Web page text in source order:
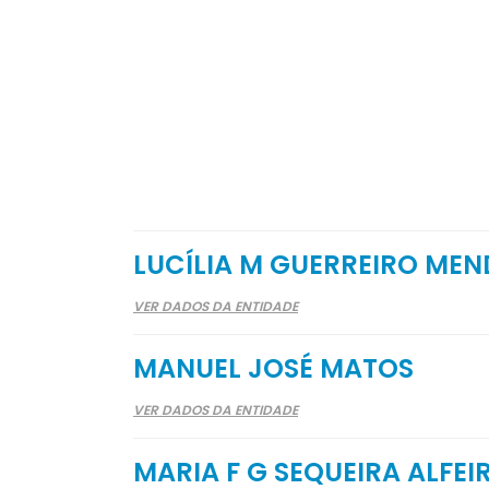
LUCÍLIA M GUERREIRO
VER DADOS DA ENTIDADE
MANUEL JOSÉ MATOS
VER DADOS DA ENTIDADE
MARIA F G SEQUEIRA